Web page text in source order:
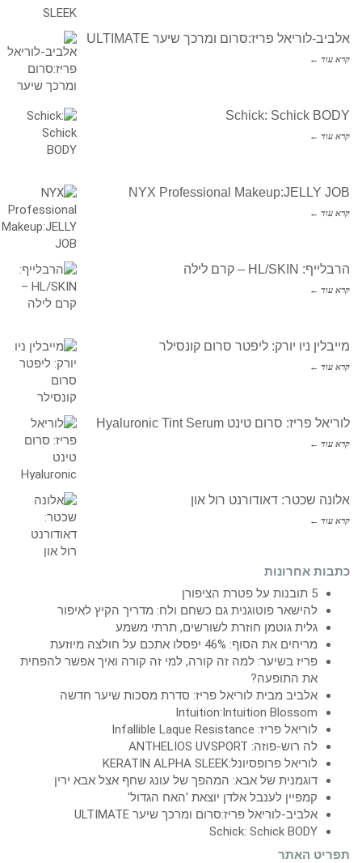
אלביב-לוריאל פריז:סרום ומרכך שיער ULTIMATE
קרא עוד ←
Schick: Schick BODY
קרא עוד ←
NYX Professional Makeup:JELLY JOB
קרא עוד ←
הרבלייף: HL/SKIN – קרם לילה
קרא עוד ←
מייבלין ניו יורק: ליפטר סרום קונסילר
קרא עוד ←
לוריאל פריז: סרום טינט Hyaluronic Tint Serum
קרא עוד ←
אלונה שכטר: דאודורנט רול און
קרא עוד ←
כתבות אחרונות
5 תובנות על פטרת הציפורן
להישאר פוטוגנית גם כשחם ולח: מדריך הקיץ לאיפור
גלית גוטמן חוזרת לשורשים, תרתי משמע
מריחים את הסוף: 46% יפסלו אתכם על חולצה מיוזעת
פריז בשיער: למה זה קורה, למי זה קורה ואיך אפשר להפחית
את התופעה?
אלביב מבית לוריאל פריז: סדרת מסכות שיער חדשה
Intuition:Intuition Blossom
לוריאל פריז: Infallible Laque Resistance
לה רוש-פוזה: ANTHELIOS UVSPORT
לוריאל פרופסיונל:KERATIN ALPHA SLEEK
דוגמנית של אבא: המהפך של עונג שחף אצל אבא ירין
קמפיין לענבל אלדן יוצאת 'האח הגדול'
אלביב-לוריאל פריז:סרום ומרכך שיער ULTIMATE
Schick: Schick BODY
תפריט האתר